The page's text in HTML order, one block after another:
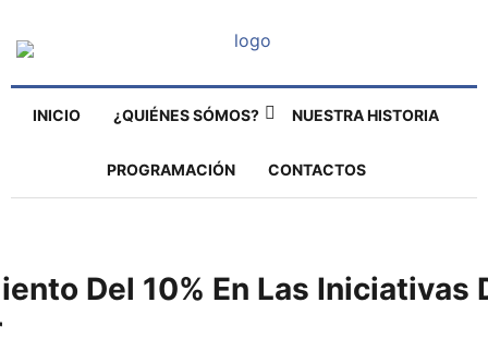
INICIO ¿QUIÉNES SÓMOS? NUESTRA HISTORIA
PROGRAMACIÓN CONTACTOS
Del 10% En Las Iniciativas